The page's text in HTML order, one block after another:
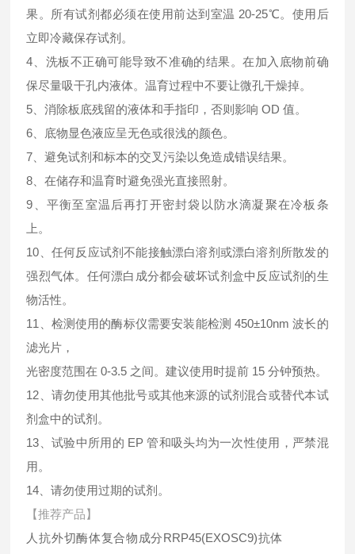
果。所有试剂都必须在使用前达到室温 20-25℃。使用后
立即冷藏保存试剂。
4、洗板不正确可能导致不准确的结果。在加入底物前确
保尽量吸干孔内液体。温育过程中不要让微孔干燥掉。
5、消除板底残留的液体和手指印，否则影响 OD 值。
6、底物显色液应呈无色或很浅的颜色。
7、避免试剂和标本的交叉污染以免造成错误结果。
8、在储存和温育时避免强光直接照射。
9、平衡至室温后再打开密封袋以防水滴凝聚在冷板条
上。
10、任何反应试剂不能接触漂白溶剂或漂白溶剂所散发的
强烈气体。任何漂白成分都会破坏试剂盒中反应试剂的生
物活性。
11、检测使用的酶标仪需要安装能检测 450±10nm 波长的
滤光片，
光密度范围在 0-3.5 之间。建议使用时提前 15 分钟预热。
12、请勿使用其他批号或其他来源的试剂混合或替代本试
剂盒中的试剂。
13、试验中所用的 EP 管和吸头均为一次性使用，严禁混
用。
14、请勿使用过期的试剂。
【推荐产品】
人抗外切酶体复合物成分RRP45(EXOSC9)抗体